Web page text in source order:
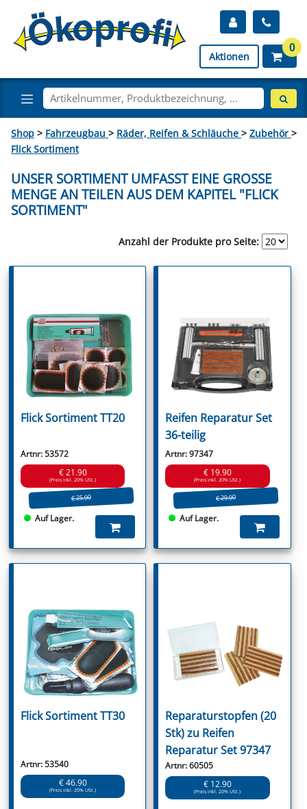
Aktionen
0
Shop > Fahrzeugbau > Räder, Reifen & Schläuche > Zubehör >
Flick Sortiment
UNSER SORTIMENT UMFASST EINE GROSSE M
ENGE AN TEILEN AUS DEM KAPITEL "FLICK S
ORTIMENT"
Anzahl der Produkte pro Seite:
Flick Sortiment TT20
Artnr: 53572
€ 21.90
(Preis inkl. 20% USt.)
€ 25.90
Auf Lager.
Reifen Reparatur Set
36-teilig
Artnr: 97347
€ 19.90
(Preis inkl. 20% USt.)
€ 29.90
Auf Lager.
Flick Sortiment TT30
Artnr: 53540
€ 46.90
(Preis inkl. 20% USt.)
Reparaturstopfen (20
Stk) zu Reifen
Reparatur Set 97347
Artnr: 60505
€ 12.90
(Preis inkl. 20% USt.)